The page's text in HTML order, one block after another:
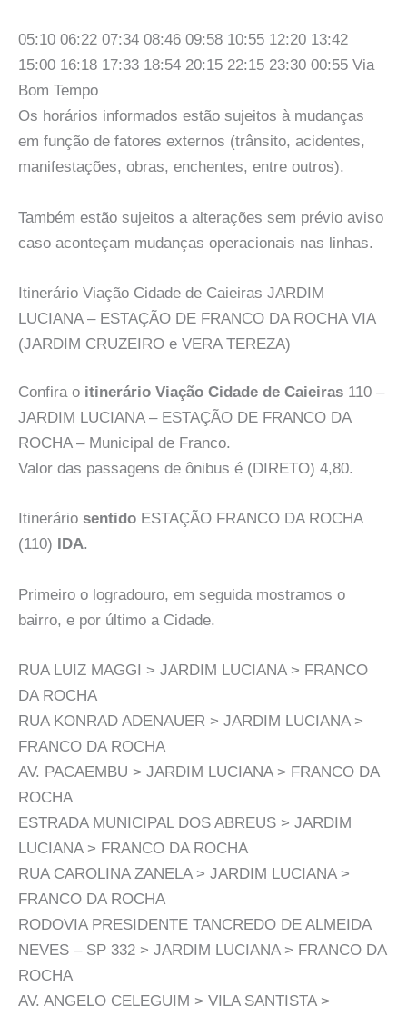
05:10 06:22 07:34 08:46 09:58 10:55 12:20 13:42
15:00 16:18 17:33 18:54 20:15 22:15 23:30 00:55 Via
Bom Tempo
Os horários informados estão sujeitos à mudanças
em função de fatores externos (trânsito, acidentes,
manifestações, obras, enchentes, entre outros).
Também estão sujeitos a alterações sem prévio aviso
caso aconteçam mudanças operacionais nas linhas.
Itinerário Viação Cidade de Caieiras JARDIM
LUCIANA – ESTAÇÃO DE FRANCO DA ROCHA VIA
(JARDIM CRUZEIRO e VERA TEREZA)
Confira o itinerário Viação Cidade de Caieiras 110 –
JARDIM LUCIANA – ESTAÇÃO DE FRANCO DA
ROCHA – Municipal de Franco.
Valor das passagens de ônibus é (DIRETO) 4,80.
Itinerário sentido ESTAÇÃO FRANCO DA ROCHA
(110)
IDA.
Primeiro o logradouro, em seguida mostramos o
bairro, e por último a Cidade.
RUA LUIZ MAGGI > JARDIM LUCIANA > FRANCO
DA ROCHA
RUA KONRAD ADENAUER > JARDIM LUCIANA >
FRANCO DA ROCHA
AV. PACAEMBU > JARDIM LUCIANA > FRANCO DA
ROCHA
ESTRADA MUNICIPAL DOS ABREUS > JARDIM
LUCIANA > FRANCO DA ROCHA
RUA CAROLINA ZANELA > JARDIM LUCIANA >
FRANCO DA ROCHA
RODOVIA PRESIDENTE TANCREDO DE ALMEIDA
NEVES – SP 332 > JARDIM LUCIANA > FRANCO DA
ROCHA
AV. ANGELO CELEGUIM > VILA SANTISTA >